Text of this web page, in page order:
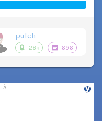
pulch
28k 696